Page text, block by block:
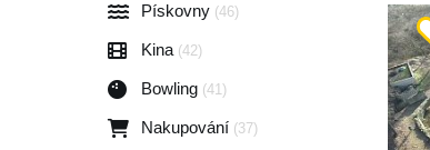
Pískovny (46)
Kina (42)
Bowling (41)
Nakupování (37)